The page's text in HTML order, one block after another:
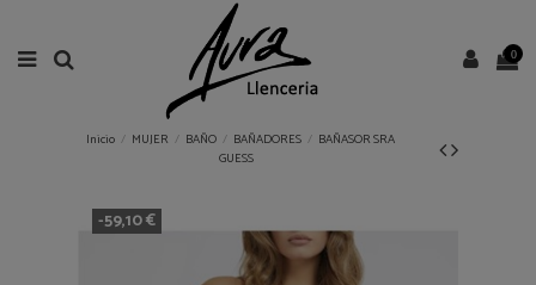
0
Inicio MUJER BAÑO BAÑADORES
BAÑASOR SRA
GUESS
-59,10 €